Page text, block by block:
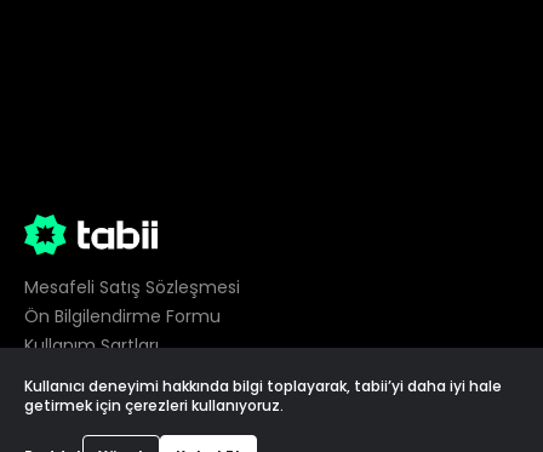
Mesafeli Satış Sözleşmesi
Ön Bilgilendirme Formu
Kullanım Şartları
Gizlilik
Çerez Tercihleri
Kullanıcı deneyimi hakkında bilgi toplayarak, tabii’yi daha iyi hale
getirmek için çerezleri kullanıyoruz.